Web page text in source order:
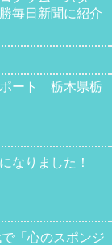
毎日新聞に紹介
ート 栃木県栃
なりました！
「心のスポンジ